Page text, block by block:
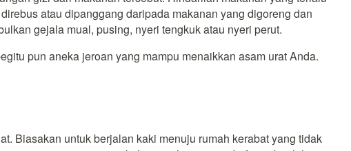
atau dipanggang daripada makanan yang digoreng dan
gejala mual, pusing, nyeri tengkuk atau nyeri perut.
pun aneka jeroan yang mampu menaikkan asam urat Anda.
Biasakan untuk berjalan kaki menuju rumah kerabat yang tidak